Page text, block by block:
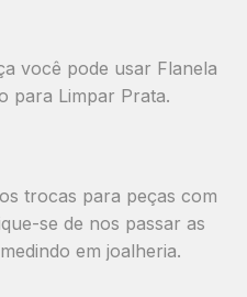
você pode usar Flanela
para Limpar Prata.
trocas para peças com
se de nos passar as
em joalheria.